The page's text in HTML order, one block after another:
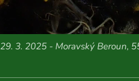
29. 3. 2025 - Moravský Beroun,